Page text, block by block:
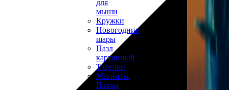
для
мыши
Кружки
Новогодние
шары
Пазл
картонный
Тарелки
Магниты
Пазлы